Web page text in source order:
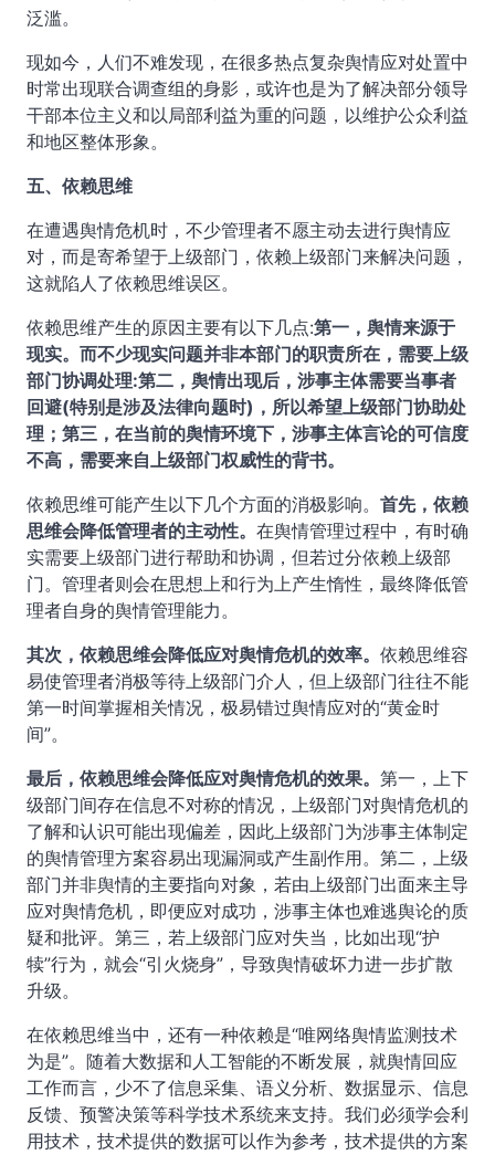
泛滥。
现如今，人们不难发现，在很多热点复杂舆情应对处置中
时常出现联合调查组的身影，或许也是为了解决部分领导
干部本位主义和以局部利益为重的问题，以维护公众利益
和地区整体形象。
五、依赖思维
在遭遇舆情危机时，不少管理者不愿主动去进行舆情应
对，而是寄希望于上级部门，依赖上级部门来解决问题，
这就陷人了依赖思维误区。
依赖思维产生的原因主要有以下几点:第一，舆情来源于
现实。而不少现实问题并非本部门的职责所在，需要上级
部门协调处理:第二，舆情出现后，涉事主体需要当事者
回避(特别是涉及法律向题时)，所以希望上级部门协助处
理；第三，在当前的舆情环境下，涉事主体言论的可信度
不高，需要来自上级部门权威性的背书。
依赖思维可能产生以下几个方面的消极影响。 首先，依赖
思维会降低管理者的主动性。 在舆情管理过程中，有时确
实需要上级部门进行帮助和协调，但若过分依赖上级部
门。管理者则会在思想上和行为上产生惰性，最终降低管
理者自身的舆情管理能力。
其次，依赖思维会降低应对舆情危机的效率。 依赖思维容
易使管理者消极等待上级部门介人，但上级部门往往不能
第一时间掌握相关情况，极易错过舆情应对的“黄金时
间”。
最后，依赖思维会降低应对舆情危机的效果。 第一，上下
级部门间存在信息不对称的情况，上级部门对舆情危机的
了解和认识可能出现偏差，因此上级部门为涉事主体制定
的舆情管理方案容易出现漏洞或产生副作用。第二，上级
部门并非舆情的主要指向对象，若由上级部门出面来主导
应对舆情危机，即便应对成功，涉事主体也难逃舆论的质
疑和批评。第三，若上级部门应对失当，比如出现“护
犊”行为，就会“引火烧身”，导致舆情破坏力进一步扩散
升级。
在依赖思维当中，还有一种依赖是“唯网络舆情监测技术
为是”。随着大数据和人工智能的不断发展，就舆情回应
工作而言，少不了信息采集、语义分析、数据显示、信息
反馈、预警决策等科学技术系统来支持。我们必须学会利
用技术，技术提供的数据可以作为参考，技术提供的方案